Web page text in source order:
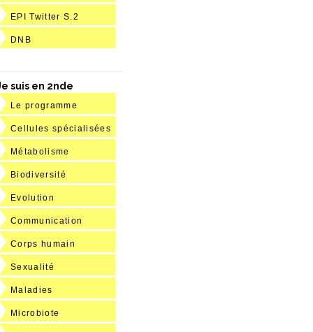
EPI Twitter S.2
DNB
suis en 2nde
Le programme
Cellules spécialisées
Métabolisme
Biodiversité
Evolution
Communication
Corps humain
Sexualité
Maladies
Microbiote